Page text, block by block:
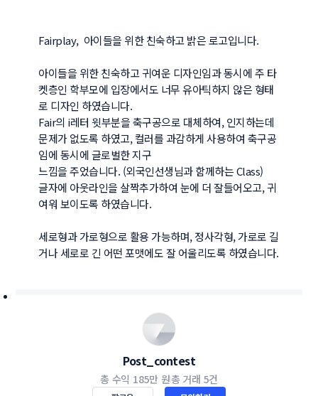
Fairplay,  아이들을 위한 친숙하고 밝은 로고입니다.
아이들을 위한 친숙하고 귀여운 디자인임과 동시에 주 타
켓층인 학부모에 입장에서도 너무 유아틱하지 않은 형태
로 디자인 하였습니다.
Fair의 i레터 윗부분을 축구공으로 대체하여, 인지하는데
문제가 없도록 하였고, 컬러를 과감하게 사용하여 축구공
임에 동시에 글로벌한 지구
느낌을 주었습니다. (외국인선생님과 함께하는 Class)
글자에 아웃라인을 살짝추가하여 눈에 더 잘들어오고, 귀
여워 보이도록 하였습니다.
세로형과 가로형으로 활용 가능하며, 정사각형, 가로로 길
Post_contest
총 수익 185만 원총 거래 5건